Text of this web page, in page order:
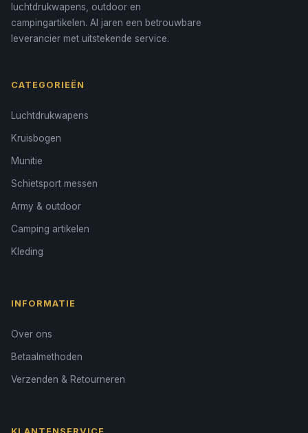
luchtdrukwapens, outdoor en
campingartikelen. Al jaren een betrouwbare
leverancier met uitstekende service.
CATEGORIEËN
Luchtdrukwapens
Kruisbogen
Munitie
Schietsport messen
Army & outdoor
Camping artikelen
Kleding
INFORMATIE
Over ons
Betaalmethoden
Verzenden & Retourneren